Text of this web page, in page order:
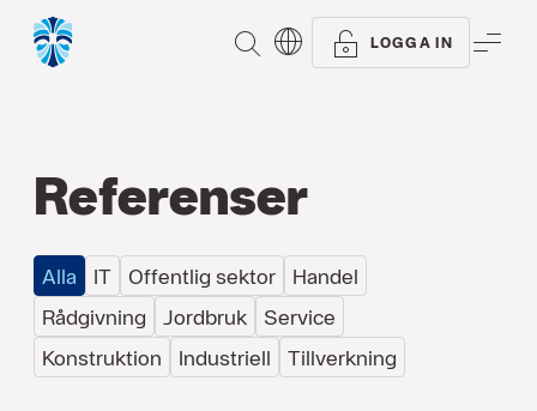
SÖK LOGGA IN
Referenser
Alla IT Offentlig sektor
Handel
Rådgivning
Jordbruk
Service
Konstruktion
Industriell Tillverkning